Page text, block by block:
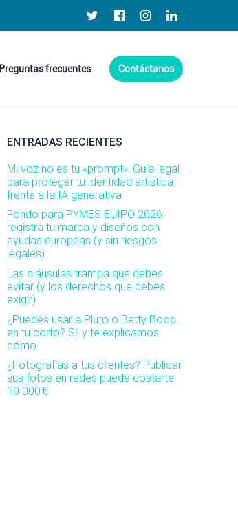
Preguntas frecuentes Contáctanos
ENTRADAS RECIENTES
Mi voz no es tu «prompt»: Guía legal
para proteger tu identidad artística
frente a la IA generativa
Fondo para PYMES EUIPO 2026:
registra tu marca y diseños con
ayudas europeas (y sin riesgos
legales)
Las cláusulas trampa que debes
evitar (y los derechos que debes
exigir)
¿Puedes usar a Pluto o Betty Boop
en tu corto? Sí, y te explicamos
cómo
¿Fotografías a tus clientes? Publicar
sus fotos en redes puede costarte
10.000 €